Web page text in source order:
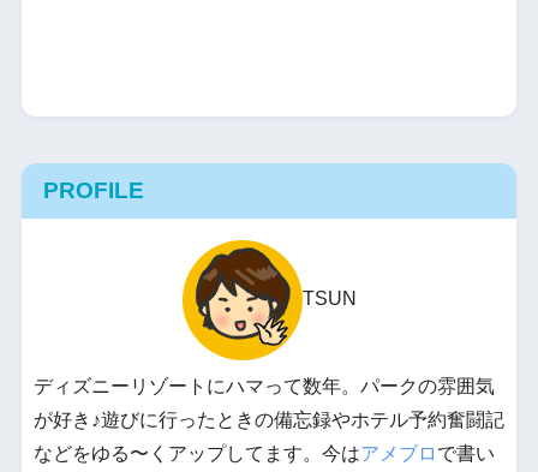
PROFILE
TSUN
ディズニーリゾートにハマって数年。パークの雰囲気
が好き♪遊びに行ったときの備忘録やホテル予約奮闘記
などをゆる〜くアップしてます。今はアメブロ で書い